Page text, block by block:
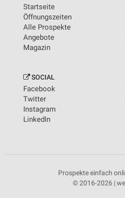
Startseite
Öffnungszeiten
Alle Prospekte
Angebote
Magazin
SOCIAL
Facebook
Twitter
Instagram
LinkedIn
Prospekte einfach
© 2016-2026 |